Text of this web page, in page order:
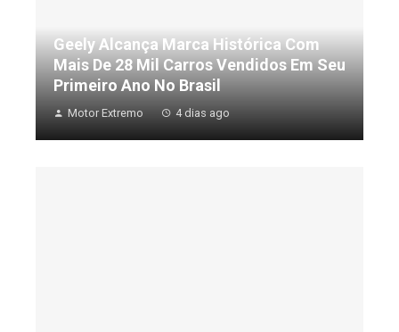
Geely Alcança Marca Histórica Com
Mais De 28 Mil Carros Vendidos Em Seu
Primeiro Ano No Brasil
Motor Extremo 4 dias ago